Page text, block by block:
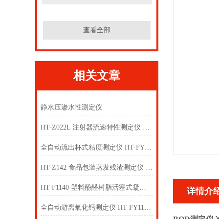
查看全部
相关文章
静水压渗水性测定仪
HT-Z022L 注射器流速特性测定仪 符合检测标准
全自动流出杯式粘度测定仪 HT-FY1127 亮点技术指导
HT-Z142 食品包装蒸发残渣测定仪 测试原理
HT-F1140 塑料酚醛树脂活塞式凝胶时间测定仪-四工位 简单好用
全自动游离氧化钙测定仪 HT-FY1126 工程师指导
详情介